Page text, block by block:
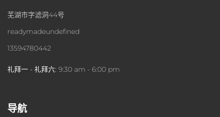
芜湖市字滤洞44号
readymadeundefined
13594780442
礼拜一 - 礼拜六: 9:30 am - 6:00 pm
导航